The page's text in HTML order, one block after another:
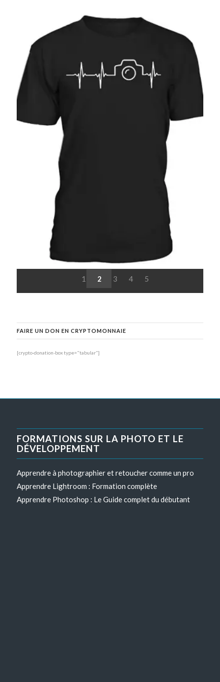
1 2 3 4 5
FAIRE UN DON EN CRYPTOMONNAIE
[crypto-donation-box type="tabular"]
FORMATIONS SUR LA PHOTO ET LE
DÉVELOPPEMENT
Apprendre à photographier et retoucher comme un pro
Apprendre Lightroom : Formation complète
Apprendre Photoshop : Le Guide complet du débutant